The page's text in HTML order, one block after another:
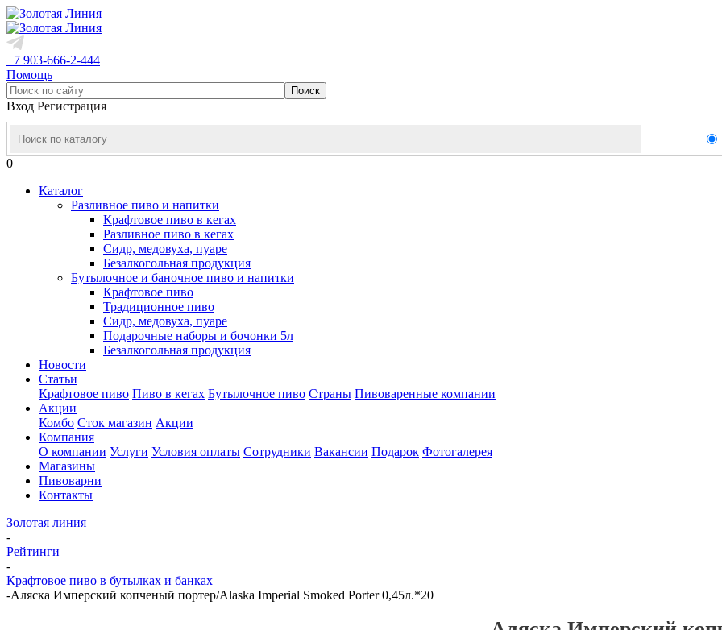
+7 903-666-2-444
Помощь
Вход Регистрация
0
Каталог
Разливное пиво и напитки
Крафтовое пиво в кегах
Разливное пиво в кегах
Сидр, медовуха, пуаре
Безалкогольная продукция
Бутылочное и баночное пиво и напитки
Крафтовое пиво
Традиционное пиво
Сидр, медовуха, пуаре
Подарочные наборы и бочонки 5л
Безалкогольная продукция
Новости
Статьи
Крафтовое пиво Пиво в кегах Бутылочное пиво Страны Пивоваренные компании
Акции
Комбо Сток магазин Акции
Компания
О компании Услуги Условия оплаты Сотрудники Вакансии Подарок Фотогалерея
Магазины
Пивоварни
Контакты
Золотая линия
-
Рейтинги
-
Крафтовое пиво в бутылках и банках
-Аляска Имперский копченый портер/Alaska Imperial Smoked Porter 0,45л.*20